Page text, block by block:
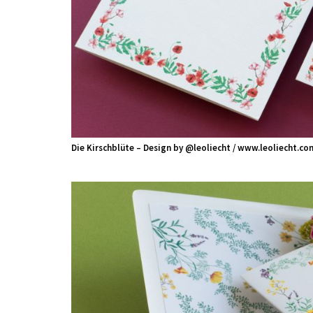
Die Kirschblüte – Design by @leoliecht /